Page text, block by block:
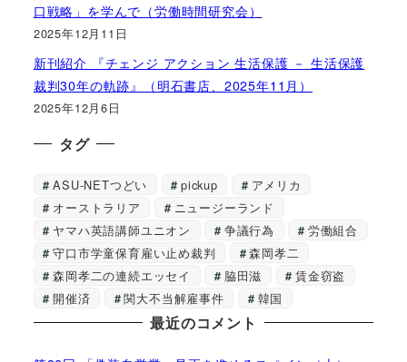
口戦略」を学んで（労働時間研究会）
2025年12月11日
新刊紹介 『チェンジ アクション 生活保護 － 生活保護
裁判30年の軌跡』（明石書店、2025年11月）
2025年12月6日
タグ
ASU-NETつどい pickup
アメリカ
オーストラリア
ニュージーランド
ヤマハ英語講師ユニオン
争議行為
労働組合
守口市学童保育雇い止め裁判
森岡孝二
森岡孝二の連続エッセイ
脇田滋
賃金窃盗
開催済
関大不当解雇事件 韓国
最近のコメント